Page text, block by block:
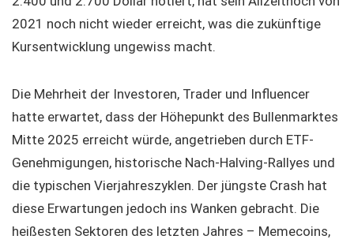
2021 noch nicht wieder erreicht, was die zukünftige
Kursentwicklung ungewiss macht.
Die Mehrheit der Investoren, Trader und Influencer
hatte erwartet, dass der Höhepunkt des Bullenmarktes
Mitte 2025 erreicht würde, angetrieben durch ETF-
Genehmigungen, historische Nach-Halving-Rallyes und
die typischen Vierjahreszyklen. Der jüngste Crash hat
diese Erwartungen jedoch ins Wanken gebracht. Die
heißesten Sektoren des letzten Jahres – Memecoins,